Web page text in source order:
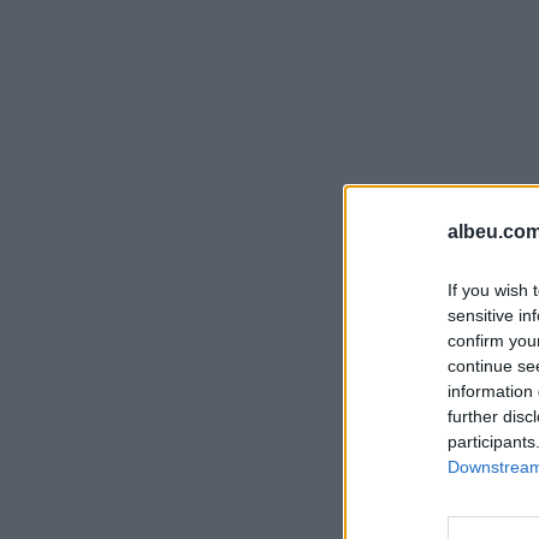
If you wish
sensitive
confirm
continue
information
further